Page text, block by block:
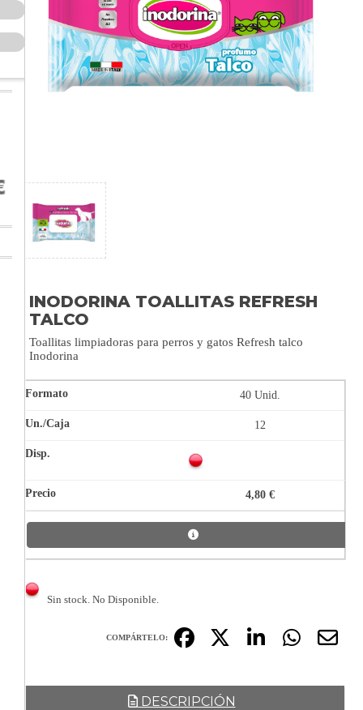
INODORINA TOALLITAS REFRESH
TALCO
Toallitas limpiadoras para perros y gatos Refresh talco
Inodorina
40 Unid.
12
4,80 €
Sin stock. No Disponible.
COMPÁRTELO:
DESCRIPCIÓN